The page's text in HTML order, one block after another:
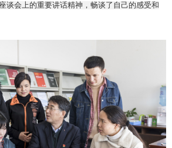
谈会上的重要讲话精神，畅谈了自己的感受和